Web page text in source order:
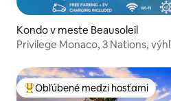
Kondo v meste Beausoleil
Privilege Monaco, 3 Nations,
Najobľúbenejšie medzi hosťami
Obľúbené medzi hosťami